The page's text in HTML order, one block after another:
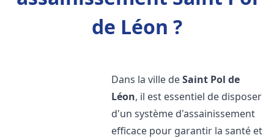
de Léon ?
Dans la ville deSaint Pol de
Léon, il est essentiel de disposer
d'un système d'assainissement
efficace pour garantir la santé et